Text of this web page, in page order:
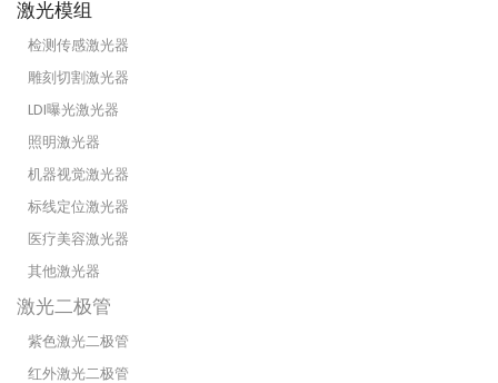
激光模组
检测传感激光器
雕刻切割激光器
LDI曝光激光器
照明激光器
机器视觉激光器
标线定位激光器
医疗美容激光器
其他激光器
激光二极管
紫色激光二极管
红外激光二极管